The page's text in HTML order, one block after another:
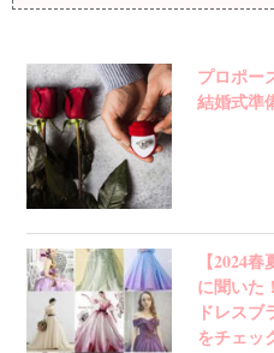
プロポー
結婚式準
【2024
に聞いた
ドレス
をチェッ